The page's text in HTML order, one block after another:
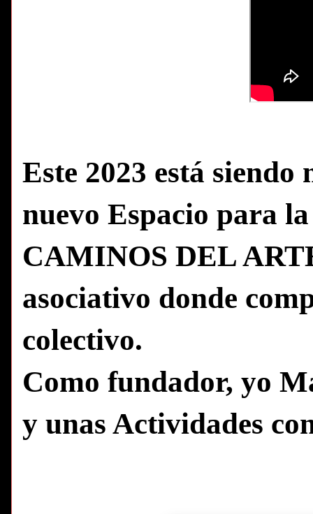
Este 2023 está
nuevo Espacio para
CAMINOS DEL
asociativo donde
colectivo.
Como fundador, yo
y unas Actividades